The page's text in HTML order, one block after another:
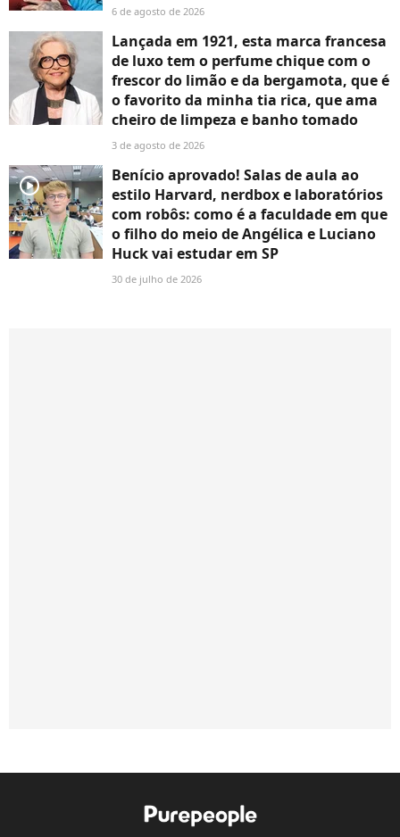
6 de agosto de 2026
Lançada em 1921, esta marca francesa
de luxo tem o perfume chique com o
frescor do limão e da bergamota, que é
o favorito da minha tia rica, que ama
cheiro de limpeza e banho tomado
3 de agosto de 2026
player2
Benício aprovado! Salas de aula ao
estilo Harvard, nerdbox e laboratórios
com robôs: como é a faculdade em que
o filho do meio de Angélica e Luciano
Huck vai estudar em SP
30 de julho de 2026